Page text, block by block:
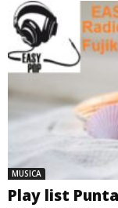
MUSICA
Play list